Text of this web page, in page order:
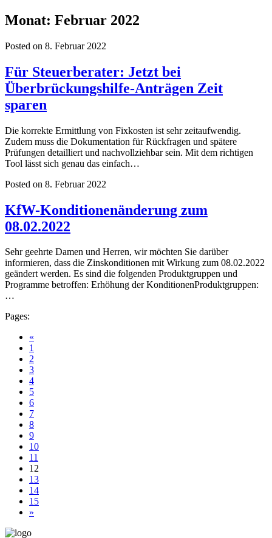
Monat: Februar 2022
Posted on 8. Februar 2022
Für Steuerberater: Jetzt bei
Überbrückungshilfe-Anträgen Zeit
sparen
Die korrekte Ermittlung von Fixkosten ist sehr zeitaufwendig.
Zudem muss die Dokumentation für Rückfragen und spätere
Prüfungen detailliert und nachvollziehbar sein. Mit dem richtigen
Tool lässt sich genau das einfach…
Posted on 8. Februar 2022
KfW-Konditionenänderung zum
08.02.2022
Sehr geehrte Damen und Herren, wir möchten Sie darüber
informieren, dass die Zinskonditionen mit Wirkung zum 08.02.2022
geändert werden. Es sind die folgenden Produktgruppen und
Programme betroffen: Erhöhung der KonditionenProduktgruppen:
…
Pages:
«
1
2
3
4
5
6
7
8
9
10
11
12
13
14
15
»